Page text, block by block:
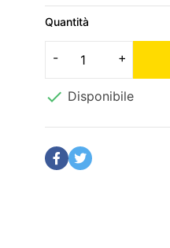
Quantità
 Disponibile